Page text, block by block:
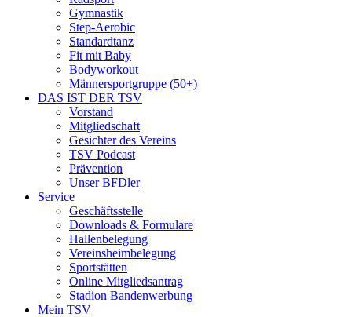
Gymnastik
Step-Aerobic
Standardtanz
Fit mit Baby
Bodyworkout
Männersportgruppe (50+)
DAS IST DER TSV
Vorstand
Mitgliedschaft
Gesichter des Vereins
TSV Podcast
Prävention
Unser BFDler
Service
Geschäftsstelle
Downloads & Formulare
Hallenbelegung
Vereinsheimbelegung
Sportstätten
Online Mitgliedsantrag
Stadion Bandenwerbung
Mein TSV